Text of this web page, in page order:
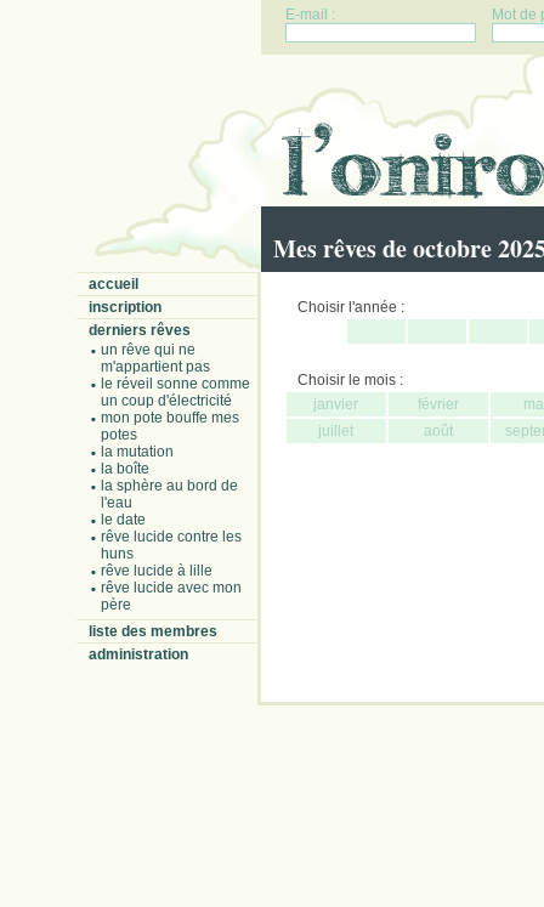
E-mail : Mot de
Mes rêves de octobre
accueil
inscription
derniers rêves
un rêve qui ne
m'appartient pas
le réveil sonne comme
un coup d'électricité
mon pote bouffe mes
potes
la mutation
la boîte
la sphère au bord de
l'eau
le date
rêve lucide contre les
huns
rêve lucide à lille
rêve lucide avec mon
père
liste des membres
administration
Choisir l'année :
Choisir le mois :
janvier
février
juillet
août